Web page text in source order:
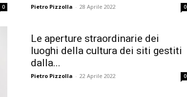
0 Pietro Pizzolla - 28 Aprile 2022 0
Le aperture straordinarie dei
luoghi della cultura dei siti gestiti
dalla...
Pietro Pizzolla - 22 Aprile 2022 0